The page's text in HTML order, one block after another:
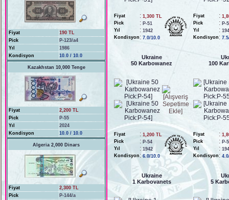
Fiyat
190 TL
Pick
P-123/a4
Yıl
1986
Kondisyon
10.0 / 10.0
Kazakhstan 10,000 Tenge
Fiyat
2,200 TL
Pick
P-55
Yıl
2024
Kondisyon
10.0 / 10.0
Algeria 2,000 Dinars
Fiyat
2,300 TL
Pick
P-144/a
Fiyat : 1,300 TL
Pick
: P-51
Yıl
: 1942
Kondisyon : 7.0/10.0
Fiyat :
Pick
: P-
Yıl
:
Kondisyon :
Ukraine
50 Karbowanez
Fiyat : 1,200 TL
Pick
: P-54
Yıl
: 1942
Kondisyon :6.0/10.0
100
Fiyat :
Pick
: P-
Yıl
:
Kondisyon :
Ukraine
1 Karbovanets
5